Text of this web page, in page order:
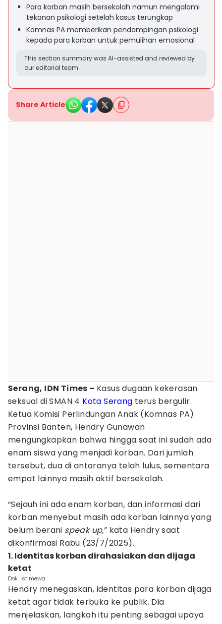
Para korban masih bersekolah namun mengalami
tekanan psikologi setelah kasus terungkap
Komnas PA memberikan pendampingan psikologi
kepada para korban untuk pemulihan emosional
This section summary was AI-assisted and reviewed by
our editorial team.
Share Article
Serang, IDN Times – Kasus dugaan kekerasan
seksual di SMAN 4 Kota Serang terus bergulir.
Ketua Komisi Perlindungan Anak (Komnas PA)
Provinsi Banten, Hendry Gunawan
mengungkapkan bahwa hingga saat ini sudah ada
enam siswa yang menjadi korban. Dari jumlah
tersebut, dua di antaranya telah lulus, sementara
empat lainnya masih aktif bersekolah.
“Sejauh ini ada enam korban, dan informasi dari
korban menyebut masih ada korban lainnya yang
belum berani speak up,” kata Hendry saat
dikonfirmasi Rabu (23/7/2025).
1. Identitas korban dirahasiakan dan dijaga
ketat
Dok. Istimewa
Hendry menegaskan, identitas para korban dijaga
ketat agar tidak terbuka ke publik. Dia
menjelaskan, langkah itu penting sebagai upaya